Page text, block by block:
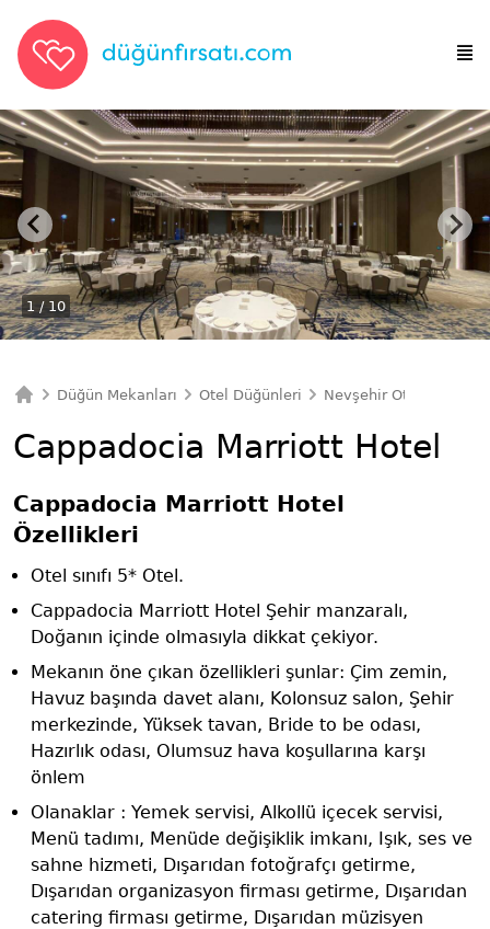
1 / 10
Düğün Mekanları Otel Düğünleri Nevşehir Otel
Cappadocia Marriott Hotel
Cappadocia Marriott Hotel
Özellikleri
Otel sınıfı 5* Otel.
Cappadocia Marriott Hotel Şehir manzaralı,
Doğanın içinde olmasıyla dikkat çekiyor.
Mekanın öne çıkan özellikleri şunlar: Çim zemin,
Havuz başında davet alanı, Kolonsuz salon, Şehir
merkezinde, Yüksek tavan, Bride to be odası,
Hazırlık odası, Olumsuz hava koşullarına karşı
önlem
Olanaklar : Yemek servisi, Alkollü içecek servisi,
Menü tadımı, Menüde değişiklik imkanı, Işık, ses ve
sahne hizmeti, Dışarıdan fotoğrafçı getirme,
Dışarıdan organizasyon firması getirme, Dışarıdan
catering firması getirme, Dışarıdan müzisyen